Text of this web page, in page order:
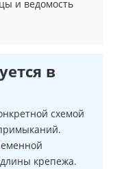
и ведомость
в
схемой
крепежа.